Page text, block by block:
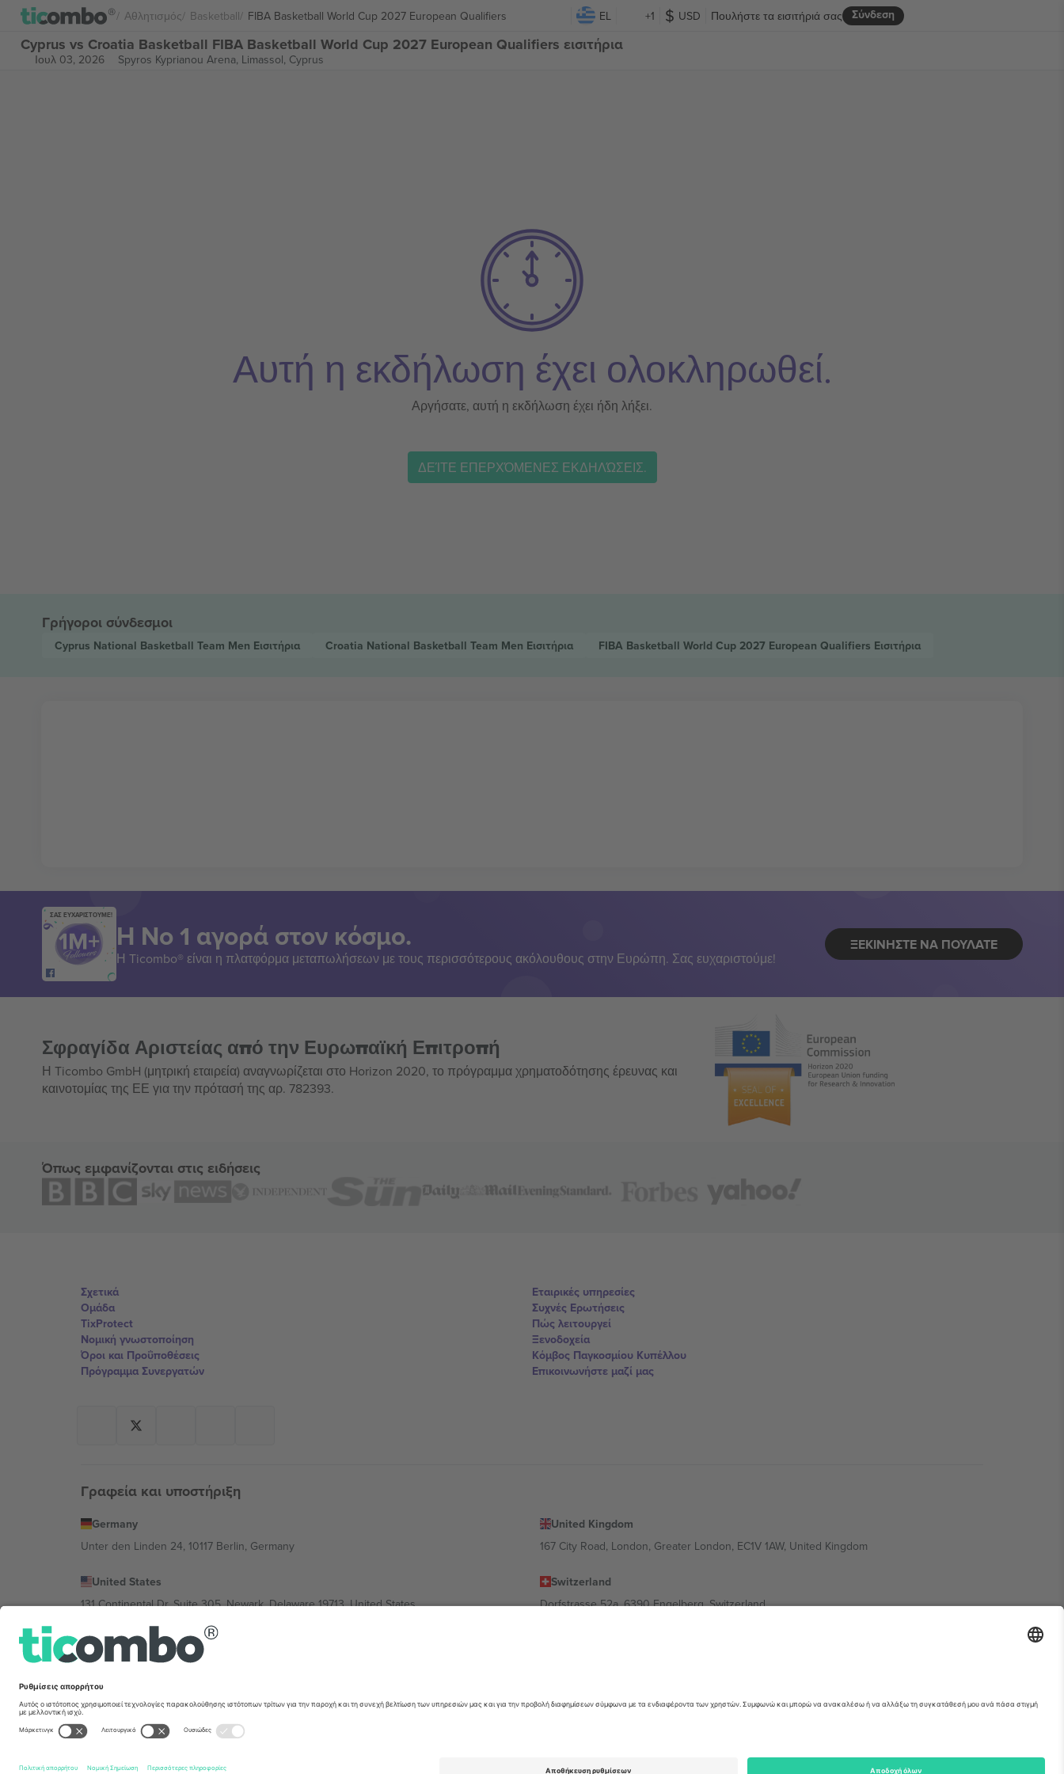
Αθλητισμός Basketball FIBA Basketball World Cup 2027 European Qualifiers EL +1 USD Σύνδεση
Πουλήστε τα εισιτήριά σας
Cyprus vs Croatia Basketball FIBA Basketball World Cup 2027 European Qualifiers εισιτήρια
Ιουλ 03, 2026 Spyros Kyprianou Arena, Limassol, Cyprus
Αυτή η εκδήλωση έχει ολοκληρωθεί.
Αργήσατε, αυτή η εκδήλωση έχει ήδη λήξει.
ΔΕΊΤΕ ΕΠΕΡΧΌΜΕΝΕΣ ΕΚΔΗΛΏΣΕΙΣ.
Γρήγοροι σύνδεσμοι
Cyprus National Basketball Team Men Εισιτήρια Croatia National Basketball Team Men Εισιτήρια FIBA Basketball World Cup 2027 European Qualifiers Εισιτήρια
ΣΑΣ ΕΥΧΑΡΙΣΤΟΥΜΕ!
Η Νο 1 αγορά στον κόσμο.
Η Ticombo® είναι η πλατφόρμα μεταπωλήσεων με τους περισσότερους ακόλουθους στην Ευρώπη. Σας ευχαριστούμε!
ΞΕΚΙΝΉΣΤΕ ΝΑ ΠΟΥΛΆΤΕ
Σφραγίδα Αριστείας από την Ευρωπαϊκή Επιτροπή
Η Ticombo GmbH (μητρική εταιρεία) αναγνωρίζεται στο Horizon 2020, το πρόγραμμα χρηματοδότησης έρευνας και
καινοτομίας της ΕΕ για την πρότασή της αρ. 782393.
Όπως εμφανίζονται στις ειδήσεις
Σχετικά
Ομάδα
TixProtect
Νομική γνωστοποίηση
Όροι και Προΰποθέσεις
Πρόγραμμα Συνεργατών
Εταιρικές υπηρεσίες
Συχνές Ερωτήσεις
Πώς λειτουργεί
Ξενοδοχεία
Κόμβος Παγκοσμίου Κυπέλλου
Επικοινωνήστε μαζί μας
Γραφεία και υποστήριξη
Germany
Unter den Linden 24, 10117 Berlin, Germany
United Kingdom
167 City Road, London, Greater London, EC1V 1AW, United Kingdom
United States
131 Continental Dr, Suite 305, Newark, Delaware 19713, United States
Switzerland
Dorfstrasse 52a, 6390 Engelberg, Switzerland
Bulgaria
Regus Sofia City West, bul Totleben 53-55, 1606 Sofia, Bulgaria
Mexico
Av Chapultepec 360, Roma Norte, Cuauhtémoc, 06700 Ciudad de México, CDMX, Mexico
συγκεκριμένης εκδήλωσης, στο αποτύπωμα και στους όρους.,
Οροι. © 2026 Ticombo. All rights reserved.